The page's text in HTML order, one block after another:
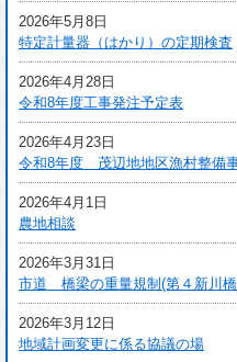
2026年5月8日
特定計量器（はかり）の定期検査
2026年4月28日
令和8年度工事発注予定表
2026年4月23日
令和8年度 茂辺地地区漁村整備事
2026年4月1日
農地相談
2026年3月31日
市道 橋梁の重量規制(第４新川橋
2026年3月12日
地域計画変更に係る協議の場